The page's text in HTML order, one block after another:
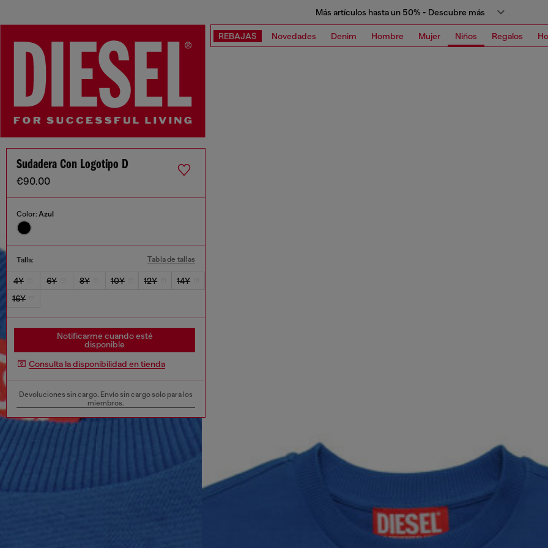
Más artículos hasta un 50% - Descubre más
REBAJAS Novedades Denim Hombre Mujer Niños Regalos
Sudadera Con Logotipo D
€90.00
Color: Azul
Talla: Tabla de tallas
4Y 6Y 8Y 10Y 12Y
14Y
16Y
Notificarme cuando esté
disponible
Consulta la disponibilidad en tienda
Devoluciones sin cargo. Envío sin cargo solo para los
miembros.